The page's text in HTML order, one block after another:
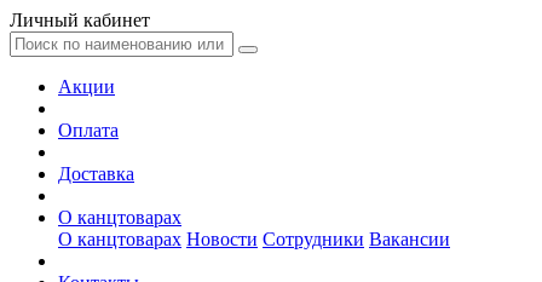
Личный кабинет
Акции
Оплата
Доставка
О канцтоварах
О канцтоварах Новости Сотрудники Вакансии